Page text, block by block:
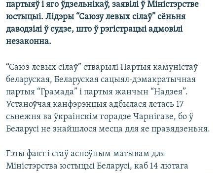
партыяў і яго ўдзельнікаў, заявілі ў Міністэрстве
юстыцыі. Лідэры “Саюзу левых сілаў” сёньня
даводзілі ў судзе, што ў рэгістрацыі адмовілі
незаконна.
“Саюз левых сілаў” стварылі Партыя камуністаў
беларуская, Беларуская сацыял-дэмакратычная
партыя “Грамада” і партыя жанчын “Надзея”.
Устаноўчая канфэрэнцыя адбылася летась 17
сьнежня ва ўкраінскім горадзе Чарнігаве, бо ў
Беларусі не знайшлося месца для яе правядзеньня.
Гэты факт і стаў асноўным матывам для
Міністэрства юстыцыі Беларусі, каб 14 лютага